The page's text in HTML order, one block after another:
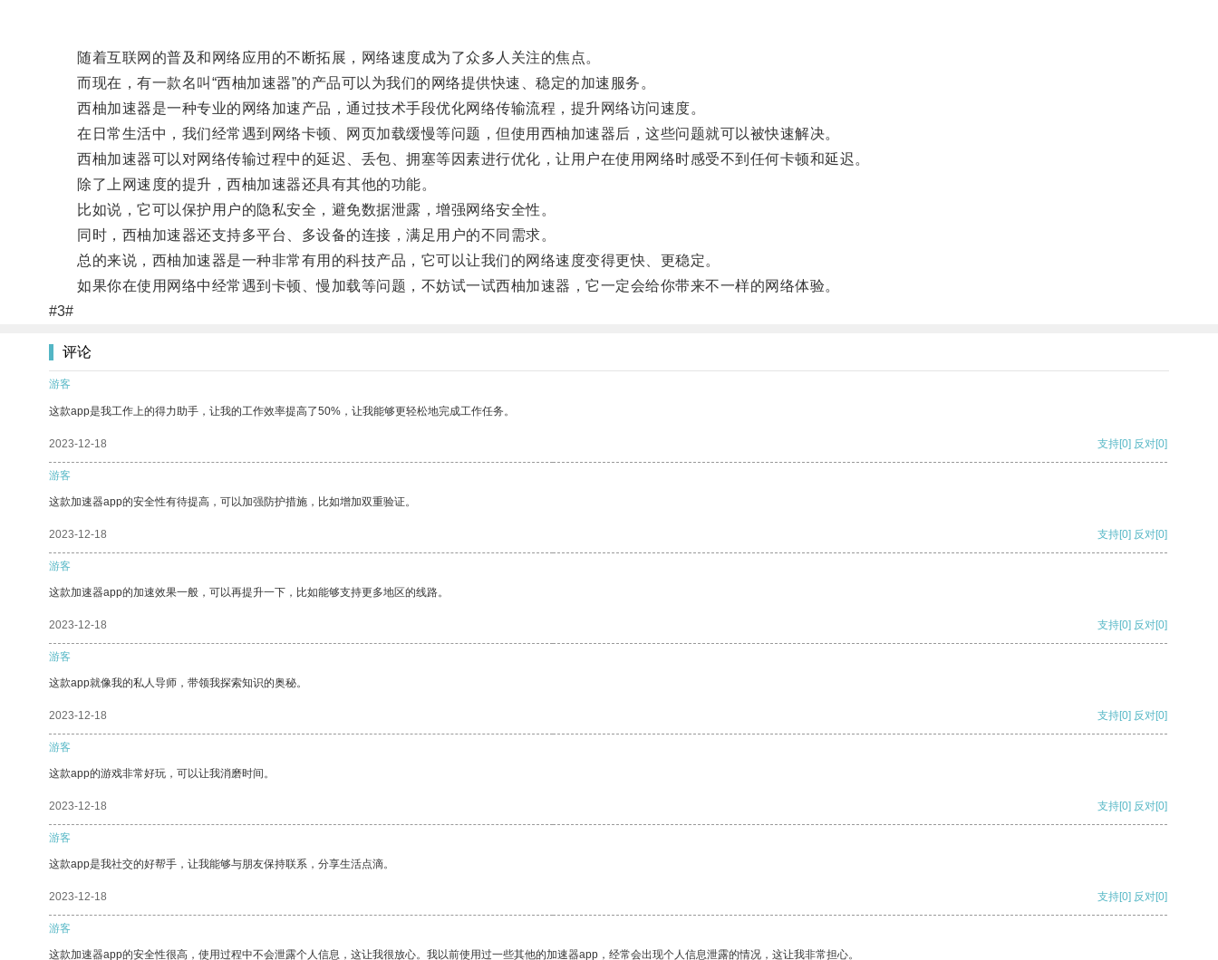
随着互联网的普及和网络应用的不断拓展，网络速度成为了众多人关注的焦点。
而现在，有一款名叫“西柚加速器”的产品可以为我们的网络提供快速、稳定的加速服务。
西柚加速器是一种专业的网络加速产品，通过技术手段优化网络传输流程，提升网络访问速度。
在日常生活中，我们经常遇到网络卡顿、网页加载缓慢等问题，但使用西柚加速器后，这些问题就可以被快速解决。
西柚加速器可以对网络传输过程中的延迟、丢包、拥塞等因素进行优化，让用户在使用网络时感受不到任何卡顿和延迟。
除了上网速度的提升，西柚加速器还具有其他的功能。
比如说，它可以保护用户的隐私安全，避免数据泄露，增强网络安全性。
同时，西柚加速器还支持多平台、多设备的连接，满足用户的不同需求。
总的来说，西柚加速器是一种非常有用的科技产品，它可以让我们的网络速度变得更快、更稳定。
如果你在使用网络中经常遇到卡顿、慢加载等问题，不妨试一试西柚加速器，它一定会给你带来不一样的网络体验。
#3#
评论
游客
这款app是我工作上的得力助手，让我的工作效率提高了50%，让我能够更轻松地完成工作任务。
2023-12-18 支持[0] 反对[0]
游客
这款加速器app的安全性有待提高，可以加强防护措施，比如增加双重验证。
2023-12-18 支持[0] 反对[0]
游客
这款加速器app的加速效果一般，可以再提升一下，比如能够支持更多地区的线路。
2023-12-18 支持[0] 反对[0]
游客
这款app就像我的私人导师，带领我探索知识的奥秘。
2023-12-18 支持[0] 反对[0]
游客
这款app的游戏非常好玩，可以让我消磨时间。
2023-12-18 支持[0] 反对[0]
游客
这款app是我社交的好帮手，让我能够与朋友保持联系，分享生活点滴。
2023-12-18 支持[0] 反对[0]
游客
这款加速器app的安全性很高，使用过程中不会泄露个人信息，这让我很放心。我以前使用过一些其他的加速器app，经常会出现个人信息泄露的情况，这让我非常担心。